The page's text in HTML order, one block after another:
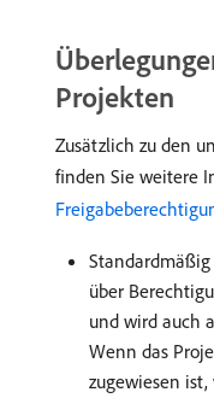
Projekten
Zusätzlich zu den
finden Sie weitere
über
und wird auch
Wenn das
zugewiesen